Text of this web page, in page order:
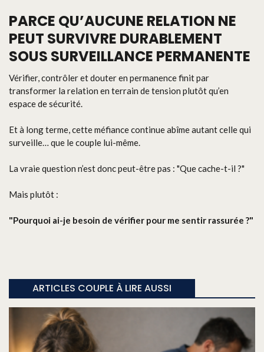
PARCE QU’AUCUNE RELATION NE
PEUT SURVIVRE DURABLEMENT
SOUS SURVEILLANCE PERMANENTE
Vérifier, contrôler et douter en permanence finit par
transformer la relation en terrain de tension plutôt qu’en
espace de sécurité.
Et à long terme, cette méfiance continue abîme autant celle qui
surveille… que le couple lui-même.
La vraie question n’est donc peut-être pas : "Que cache-t-il ?"
Mais plutôt :
"Pourquoi ai-je besoin de vérifier pour me sentir rassurée ?"
ARTICLES COUPLE À LIRE AUSSI